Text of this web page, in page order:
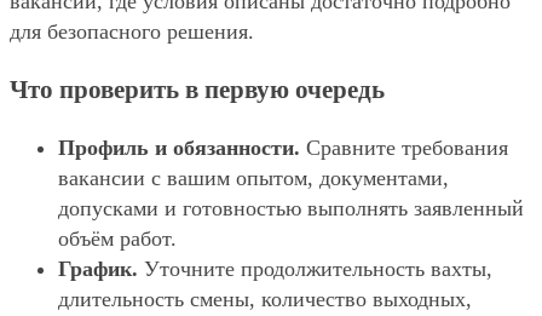
для безопасного решения.
Что проверить в первую очередь
Профиль и обязанности. Сравните требования
вакансии с вашим опытом, документами,
допусками и готовностью выполнять заявленный
объём работ.
График. Уточните продолжительность вахты,
длительность смены, количество выходных,